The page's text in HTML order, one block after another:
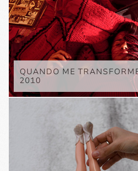
QUANDO ME
2010